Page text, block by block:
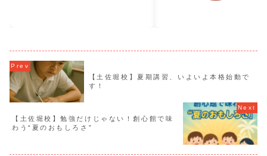
【土佐堀校】夏期講習、いよいよ本格始動で
す！
【土佐堀校】勉強だけじゃない！創心館で味
わう“夏のおもしろさ”